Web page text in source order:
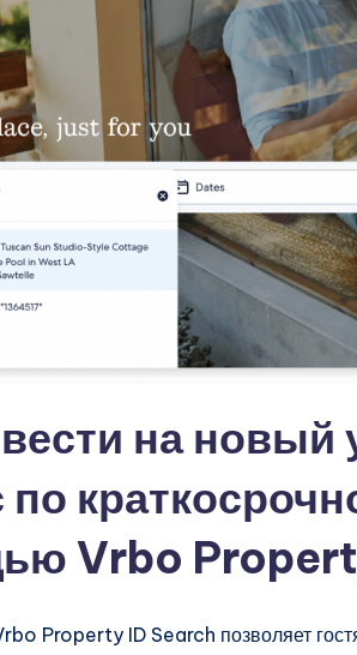
на новый
по
Vrbo
Property ID Search позволяет